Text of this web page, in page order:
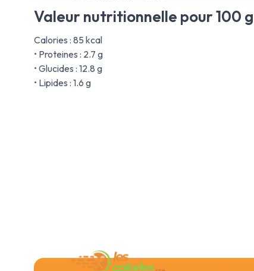
Valeur nutritionnelle pour 100 g
Calories : 85 kcal
• Proteines : 2.7 g
• Glucides : 12.8 g
• Lipides : 1.6 g